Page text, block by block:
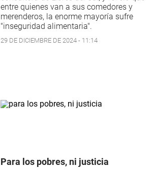
entre quienes van a sus comedores y
merenderos, la enorme mayoría sufre
"inseguridad alimentaria".
29 DE DICIEMBRE DE 2024 - 11:14
Para los pobres, ni justicia